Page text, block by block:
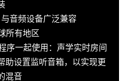
音频设备广泛兼容
所有地区
序一起使用：声学实时房间
助设置监听音箱，以实现更
混音